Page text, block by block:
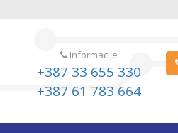
Informacije
+387 33 655 330
+387 61 783 664